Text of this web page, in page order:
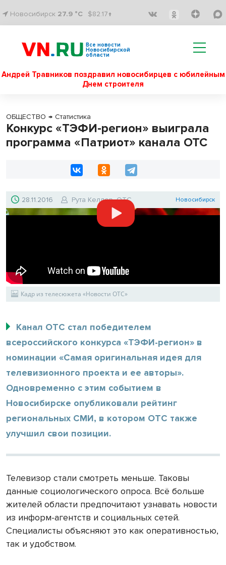
Новосибирск 27.9 °C $82.17↑
Все новости
Новосибирской
области
Андрей Травников поздравил новосибирцев с юбилейным
Днем строителя
ОБЩЕСТВО → Статистика
Конкурс «ТЭФИ-регион» выиграла
программа «Патриот» канала ОТС
28.11.2016 Рута Келлер, ОТС Новосибирск
Кадр из телесюжета «Новости ОТС»
Канал ОТС стал победителем
всероссийского конкурса «ТЭФИ-регион» в
номинации «Самая оригинальная идея для
телевизионного проекта и ее авторы».
Одновременно с этим событием в
Новосибирске опубликовали рейтинг
региональных СМИ, в котором ОТС также
улучшил свои позиции.
Телевизор стали смотреть меньше. Таковы
данные социологического опроса. Всё больше
жителей области предпочитают узнавать новости
из информ-агентств и социальных сетей.
Специалисты объясняют это как оперативностью,
так и удобством.